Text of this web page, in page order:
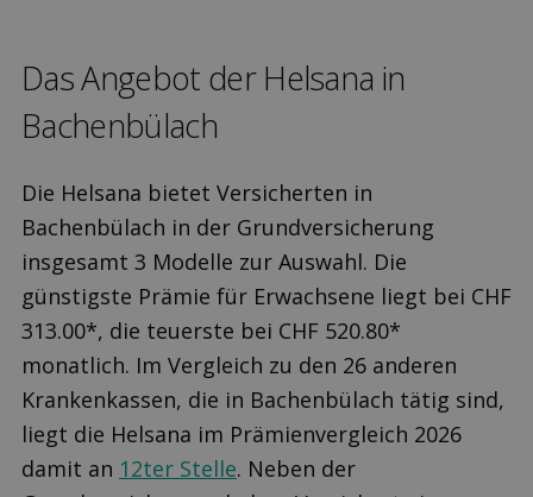
Das Angebot der Helsana in
Bachenbülach
Die Helsana bietet Versicherten in
Bachenbülach in der Grundversicherung
insgesamt 3 Modelle zur Auswahl. Die
günstigste Prämie für Erwachsene liegt bei CHF
313.00*, die teuerste bei CHF 520.80*
monatlich. Im Vergleich zu den 26 anderen
Krankenkassen, die in Bachenbülach tätig sind,
liegt die Helsana im Prämienvergleich 2026
damit an 12ter Stelle. Neben der